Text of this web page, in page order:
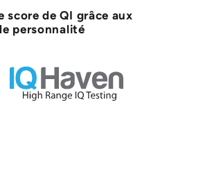
score de QI grâce aux
personnalité